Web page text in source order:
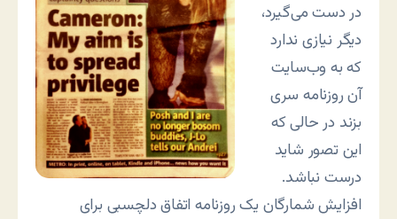
در دست می‌گیرد،
دیگر نیازی ندارد
که به وب‌سایت
آن روزنامه سری
بزند در حالی که
این تصور شاید
درست نباشد.
افزایش شمارگان یک روزنامه اتفاق دلچسبی برای